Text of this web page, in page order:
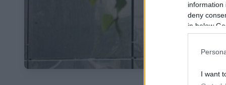
information
deny
in below
I want